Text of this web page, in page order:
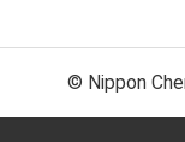
© Nippon